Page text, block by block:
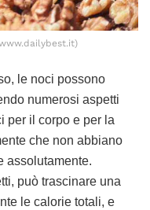
le noci possono
numerosi aspetti
per il corpo e per la
che non abbiano
assolutamente.
può trascinare una
le calorie totali, e